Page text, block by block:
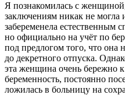
Я познакомилась с
заключениям никак не могла
забеременела естественным
но официально на учёт по
под предлогом того, что она
до декретного отпуска.
эта женщина очень бережно
беременность, постоянно
ложилась в больницу на